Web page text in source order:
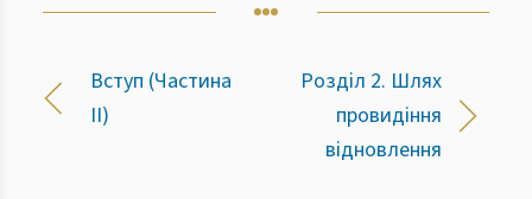
Вступ (Частина
ІІ)
Розділ 2. Шлях
провидіння
відновлення